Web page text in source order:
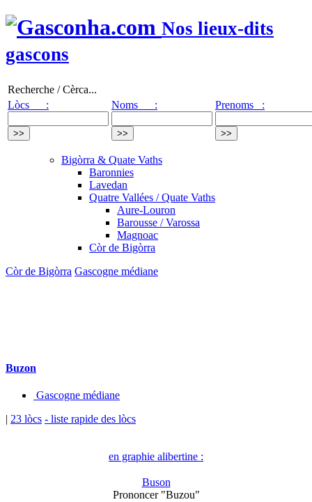
Nos lieux-dits
gascons
Recherche / Cèrca...
Lòcs :
Noms : Prenoms :
Bigòrra & Quate Vaths
Baronnies
Lavedan
Quatre Vallées / Quate Vaths
Aure-Louron
Barousse / Varossa
Magnoac
Còr de Bigòrra
Còr de Bigòrra Gascogne médiane
Buzon
Gascogne médiane
| 23 lòcs - liste rapide des lòcs
en graphie alibertine :
Buson
Prononcer "Buzou"